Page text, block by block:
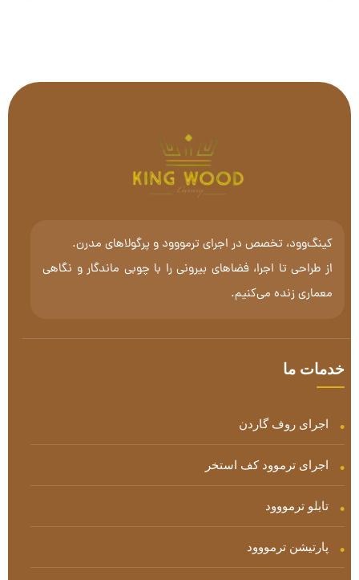
کینگ‌وود، تخصص در اجرای ترمووود و پرگولاهای مدرن.
از طراحی تا اجرا، فضاهای بیرونی را با چوبی ماندگار و نگاهی
معماری زنده می‌کنیم.
خدمات ما
اجرای روف گاردن
اجرای ترموود کف استخر
تابلو ترمووود
پارتیشن ترمووود